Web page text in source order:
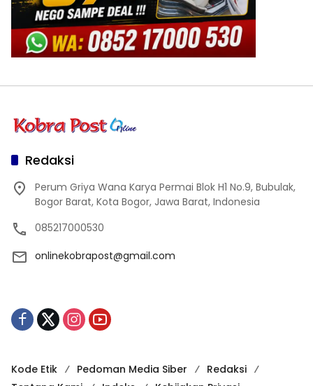
Redaksi
Perum Griya Wana Karya Permai Blok H1 No.9, Bubulak,
Bogor Barat, Kota Bogor, Jawa Barat, Indonesia
085217000530
onlinekobrapost@gmail.com
Kode Etik Pedoman Media Siber
Redaksi